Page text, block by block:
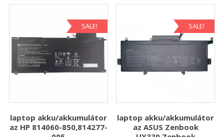
SALE!
laptop akku/akkumulátor
az HP 814060-850,814277-
SALE!
laptop akku/akkumulátor
az ASUS Zenbook